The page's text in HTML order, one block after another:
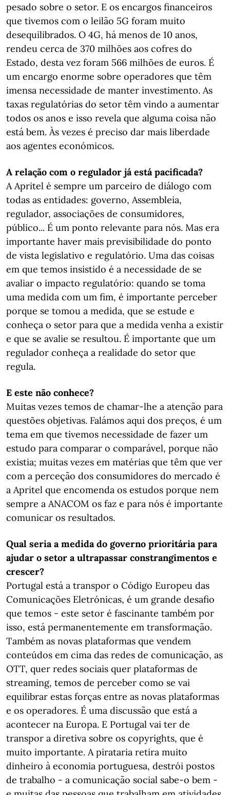
pesado sobre o setor. E os encargos financeiros
que tivemos com o leilão 5G foram muito
desequilibrados. O 4G, há menos de 10 anos,
rendeu cerca de 370 milhões aos cofres do
Estado, desta vez foram 566 milhões de euros. É
um encargo enorme sobre operadores que têm
imensa necessidade de manter investimento. As
taxas regulatórias do setor têm vindo a aumentar
todos os anos e isso revela que alguma coisa não
está bem. Às vezes é preciso dar mais liberdade
aos agentes económicos.
A relação com o regulador já está pacificada?
A Apritel é sempre um parceiro de diálogo com
todas as entidades: governo, Assembleia,
regulador, associações de consumidores,
público... É um ponto relevante para nós. Mas era
importante haver mais previsibilidade do ponto
de vista legislativo e regulatório. Uma das coisas
em que temos insistido é a necessidade de se
avaliar o impacto regulatório: quando se toma
uma medida com um fim, é importante perceber
porque se tomou a medida, que se estude e
conheça o setor para que a medida venha a existir
e que se avalie se resultou. É importante que um
regulador conheça a realidade do setor que
regula.
E este não conhece?
Muitas vezes temos de chamar-lhe a atenção para
questões objetivas. Falámos aqui dos preços, é um
tema em que tivemos necessidade de fazer um
estudo para comparar o comparável, porque não
existia; muitas vezes em matérias que têm que ver
com a perceção dos consumidores do mercado é
a Apritel que encomenda os estudos porque nem
sempre a ANACOM os faz e para nós é importante
comunicar os resultados.
Qual seria a medida do governo prioritária para
ajudar o setor a ultrapassar constrangimentos e
crescer?
Portugal está a transpor o Código Europeu das
Comunicações Eletrónicas, é um grande desafio
que temos - este setor é fascinante também por
isso, está permanentemente em transformação.
Também as novas plataformas que vendem
conteúdos em cima das redes de comunicação, as
OTT, quer redes sociais quer plataformas de
streaming, temos de perceber como se vai
equilibrar estas forças entre as novas plataformas
e os operadores. É uma discussão que está a
acontecer na Europa. E Portugal vai ter de
transpor a diretiva sobre os copyrights, que é
muito importante. A pirataria retira muito
dinheiro à economia portuguesa, destrói postos
de trabalho - a comunicação social sabe-o bem -